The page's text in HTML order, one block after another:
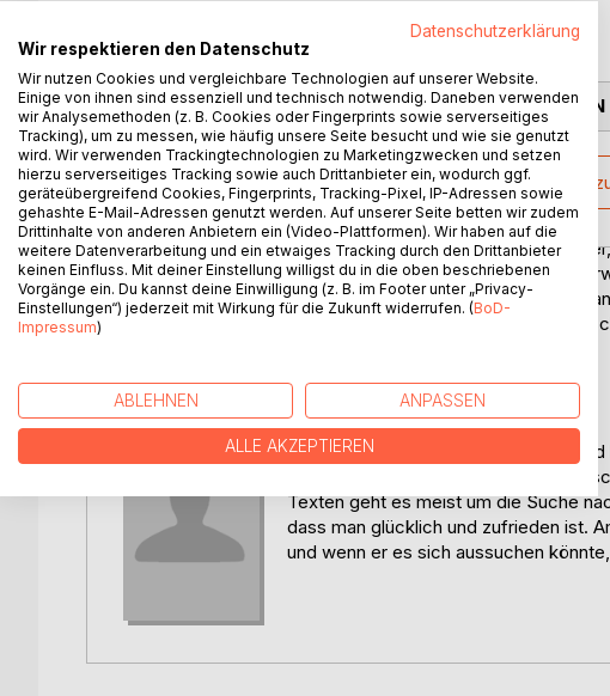
BESCHREIBUNG
Eine Geschichte über Vertrauen, Teamgeist und den
humorvoll und mit einem Augenzwinkern.
Oma Waldtraut hat keine Ahnung von Fußball. Trotzdem
Fußballnationalmannschaft als Trainerin zur
ihrem Enkel Tom schaffen, in kürzester Zeit aus einer
Und was hat Synchronschwimmen mit Fußball zu tun?
AUTOR/IN
Sina Land
Sina Land ist Coach für Menschen in
Situationen geht es auch in ihren
Schreiben. Erst waren es
Inzwischen sind es Geschichten für
ein wenig über seinen eigenen
Spur mystischer Touch in all ihren
Gerd Schäfer
Gerd Schäfer wurde 1974 geboren
Als kreativen Ausgleich zum Bürojob
Texten geht es meist um die Suche
dass man glücklich und zufrieden ist.
und wenn er es sich aussuchen
PRESSESTIMMEN
Es sind momentan noch keine Pressestimmen vorhanden.
Bitte melden Sie sichhieran, um eine Rezension
Datenschutzerklärung
Wir respektieren den Datenschutz
Wir nutzen Cookies und vergleichbare Technologien auf unserer Website.
Einige von ihnen sind essenziell und technisch notwendig. Daneben verwenden
wir Analysemethoden (z. B. Cookies oder Fingerprints sowie serverseitiges
Tracking), um zu messen, wie häufig unsere Seite besucht und wie sie genutzt
wird. Wir verwenden Trackingtechnologien zu Marketingzwecken und setzen
hierzu serverseitiges Tracking sowie auch Drittanbieter ein, wodurch ggf.
geräteübergreifend Cookies, Fingerprints, Tracking-Pixel, IP-Adressen sowie
gehashte E-Mail-Adressen genutzt werden. Auf unserer Seite betten wir zudem
Drittinhalte von anderen Anbietern ein (Video-Plattformen). Wir haben auf die
weitere Datenverarbeitung und ein etwaiges Tracking durch den Drittanbieter
keinen Einfluss. Mit deiner Einstellung willigst du in die oben beschriebenen
Vorgänge ein. Du kannst deine Einwilligung (z. B. im Footer unter „Privacy-
Einstellungen“) jederzeit mit Wirkung für die Zukunft widerrufen. (BoD-
Impressum)
ABLEHNEN ANPASSEN
ALLE AKZEPTIEREN